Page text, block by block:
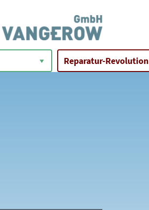
Reparatur-Revolution